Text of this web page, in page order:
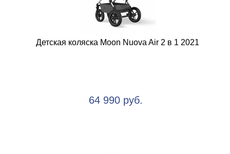
Детская коляска Moon Nuova Air 2 в 1 2021
64 990 руб.